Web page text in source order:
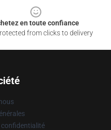
en toute confiance
from clicks to delivery
confidentialité